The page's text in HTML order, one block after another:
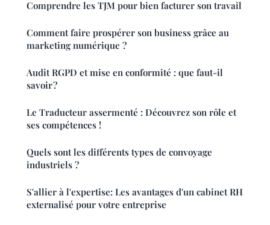
Comprendre les TJM pour bien facturer son travail
Comment faire prospérer son business grâce au
marketing numérique ?
Audit RGPD et mise en conformité : que faut-il
savoir ?
Le Traducteur assermenté : Découvrez son rôle et
ses compétences !
Quels sont les différents types de convoyage
industriels ?
S'allier à l'expertise: Les avantages d'un cabinet RH
externalisé pour votre entreprise